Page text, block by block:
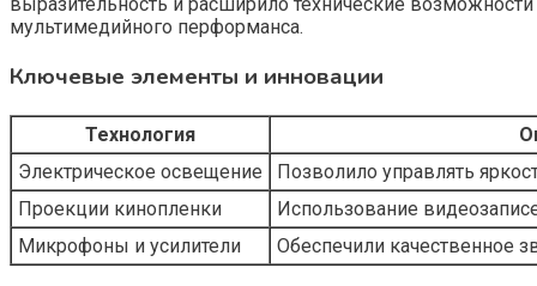
мультимедийного перформанса.
Ключевые элементы и инновации
Технология
Электрическое освещение
Позволило управлять
Проекции кинопленки
Использование
Микрофоны и усилители
Обеспечили качественное